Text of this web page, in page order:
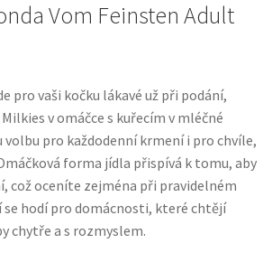
Vom Feinsten Adult
pro vaši kočku lákavé už při podání,
v omáčce s kuřecím v mléčné
pro každodenní krmení i pro chvíle,
forma jídla přispívá k tomu, aby
což oceníte zejména při pravidelném
se hodí pro domácnosti, které chtějí
chytře a s rozmyslem.